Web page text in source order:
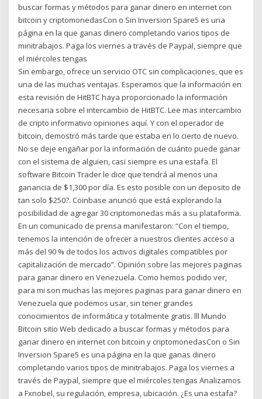
buscar formas y métodos para ganar dinero en internet con
bitcoin y criptomonedasCon o Sin Inversion Spare5 es una
página en la que ganas dinero completando varios tipos de
minitrabajos. Paga los viernes a través de Paypal, siempre que
el miércoles tengas
Sin embargo, ofrece un servicio OTC sin complicaciones, que es
una de las muchas ventajas. Esperamos que la información en
esta revisión de HitBTC haya proporcionado la información
necesaria sobre el intercambio de HitBTC. Lee mas intercambio
de cripto informativo opiniones aquí. Y con el operador de
bitcoin, demostró más tarde que estaba en lo cierto de nuevo.
No se deje engañar por la información de cuánto puede ganar
con el sistema de alguien, casi siempre es una estafa. El
software Bitcoin Trader le dice que tendrá al menos una
ganancia de $1,300 por día. Es esto posible con un deposito de
tan solo $250?. Coinbase anunció que está explorando la
posibilidad de agregar 30 criptomonedas más a su plataforma.
En un comunicado de prensa manifestaron: “Con el tiempo,
tenemos la intención de ofrecer a nuestros clientes acceso a
más del 90 % de todos los activos digitales compatibles por
capitalización de mercado”. Opinión sobre las mejores paginas
para ganar dinero en Venezuela. Como hemos podido ver,
para mi son muchas las mejores paginas para ganar dinero en
Venezuela que podemos usar, sin tener grandes
conocimientos de informática y totalmente gratis. lll Mundo
Bitcoin sitio Web dedicado a buscar formas y métodos para
ganar dinero en internet con bitcoin y criptomonedasCon o Sin
Inversion Spare5 es una página en la que ganas dinero
completando varios tipos de minitrabajos. Paga los viernes a
través de Paypal, siempre que el miércoles tengas Analizamos
a Fxnobel, su regulación, empresa, ubicación. ¿Es una estafa?